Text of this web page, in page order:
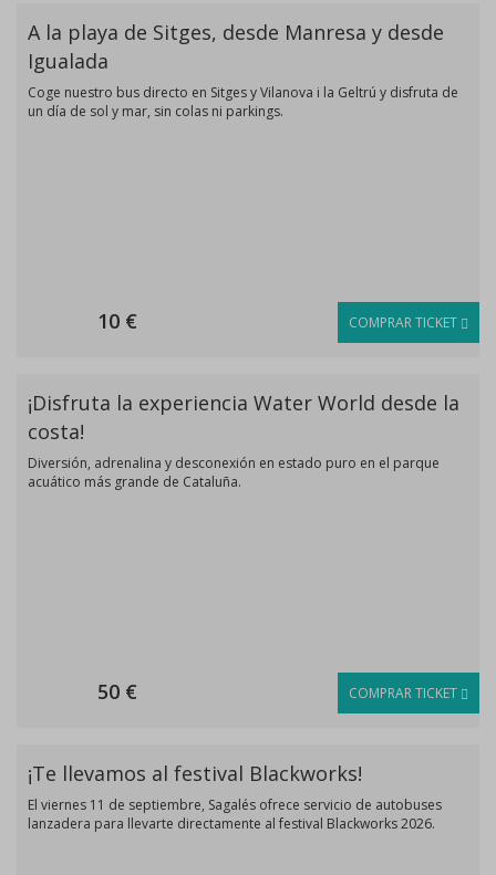
A la playa de Sitges, desde Manresa y desde
Igualada
Coge nuestro bus directo en Sitges y Vilanova i la Geltrú y disfruta de
un día de sol y mar, sin colas ni parkings.
10 € COMPRAR TICKET
¡Disfruta la experiencia Water World desde la
costa!
Diversión, adrenalina y desconexión en estado puro en el parque
acuático más grande de Cataluña.
50 € COMPRAR TICKET
¡Te llevamos al festival Blackworks!
El viernes 11 de septiembre, Sagalés ofrece servicio de autobuses
lanzadera para llevarte directamente al festival Blackworks 2026.